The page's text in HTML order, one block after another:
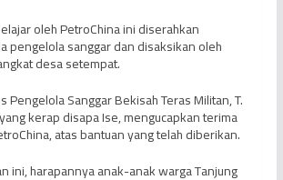
oleh PetroChina ini diserahkan
pengelola sanggar dan disaksikan oleh
desa setempat.
Pengelola Sanggar Bekisah Teras Militan, T.
kerap disapa Ise, mengucapkan terima
atas bantuan yang telah diberikan.
ini, harapannya anak-anak warga Tanjung